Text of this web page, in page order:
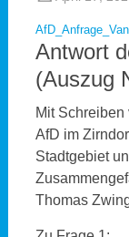
Antwort
(Auszug
Mit
AfD im
Stadtgebiet
Thomas